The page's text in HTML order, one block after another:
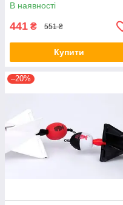
В наявності
441 ₴ 551 ₴
Купити
–20%